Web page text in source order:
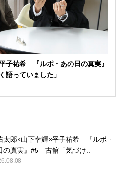
子祐希 『ルポ・あの日の真実』
っていました」
太郎×山下幸輝×平子祐希 『ルポ・
の真実』#5 古舘「気づけ...